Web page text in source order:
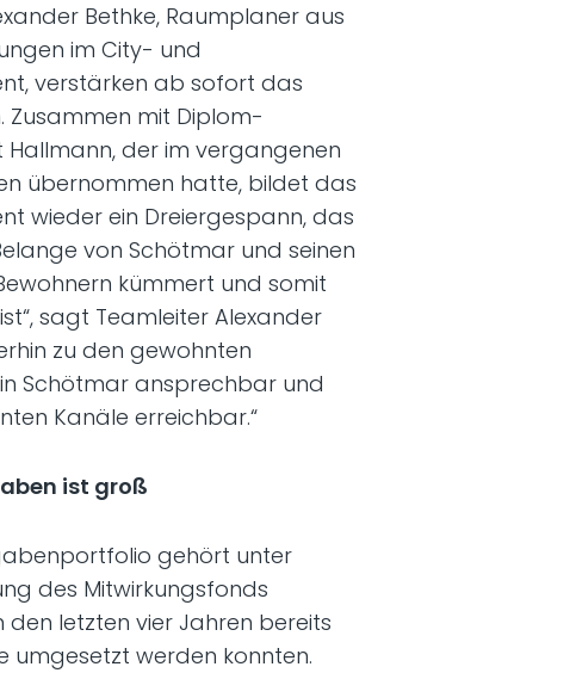
Bethke, Raumplaner aus
im City- und
verstärken ab sofort das
Zusammen mit Diplom-
der im vergangenen
übernommen hatte, bildet das
wieder ein Dreiergespann, das
von Schötmar und seinen
kümmert und somit
sagt Teamleiter Alexander
zu den gewohnten
Schötmar ansprechbar und
Kanäle erreichbar.“
ist groß
gehört unter
des Mitwirkungsfonds
letzten vier Jahren bereits
umgesetzt werden konnten.